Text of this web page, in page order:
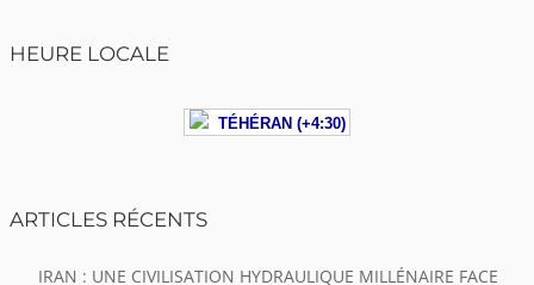
HEURE LOCALE
TÉHÉRAN (+4:30)
ARTICLES RÉCENTS
IRAN : UNE CIVILISATION HYDRAULIQUE MILLÉNAIRE FACE